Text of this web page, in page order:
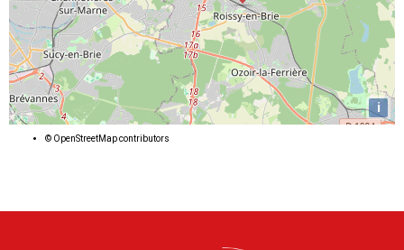
i
© OpenStreetMapcontributors